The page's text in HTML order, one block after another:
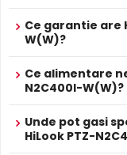
BLC (Compensare
dotata camera
permite ca
Ce garantie are
W(W)?
Ce alimentare
N2C400I-W(W)?
Unde pot gasi
HiLook PTZ-